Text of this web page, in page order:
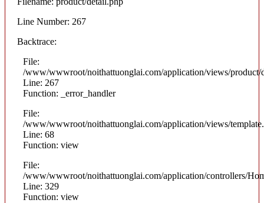
Line Number: 267
Backtrace:
File:
/www/wwwroot/noithattuonglai.com/application/views/product/
Line: 267
Function: _error_handler
File:
/www/wwwroot/noithattuonglai.com/application/views/
Line: 68
Function: view
File:
/www/wwwroot/noithattuonglai.com/application/controllers/
Line: 329
Function: view